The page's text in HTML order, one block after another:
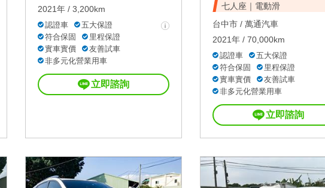
2021年 / 3,200km
認證車
五大保證
符合保固
里程保證
實車實價
友善試車
非多元化營業用車
立即諮詢
七人座｜電動滑
台中市 / 萬通汽車
2021年 / 70,000km
認證車
五大保證
符合保固
里程保證
實車實價
友善試車
非多元化營業用車
立即諮詢